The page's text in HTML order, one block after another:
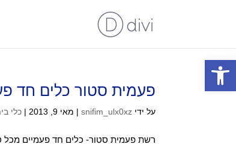
פעמית סטור כלים חד
על ידיsnifim_ulx0xz
| מאי 9, 2013 |כלי
פתח סרגל נגישות